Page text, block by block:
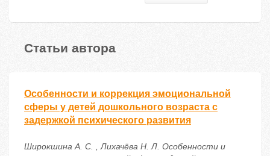
Статьи автора
Особенности и коррекция эмоциональной
сферы у детей дошкольного возраста с
задержкой психического развития
Широкшина А. С. , Лихачёва Н. Л. Особенности и